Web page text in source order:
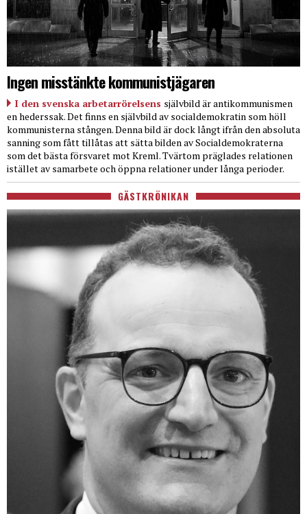
Ingen misstänkte kommunistjägaren
I den svenska arbetarrörelsens självbild är antikommunismen
en hederssak. Det finns en självbild av socialdemokratin som höll
kommunisterna stången. Denna bild är dock långt ifrån den absoluta
sanning som fått tillåtas att sätta bilden av Socialdemokraterna
som det bästa försvaret mot Kreml. Tvärtom präglades relationen
istället av samarbete och öppna relationer under långa perioder.
GÄSTKRÖNIKAN